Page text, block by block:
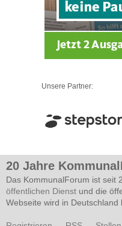
Unsere Partner:
20 Jahre
Das KommunalForum ist seit
öffentlichen Dienst und die
Webseite wird in Deutschland